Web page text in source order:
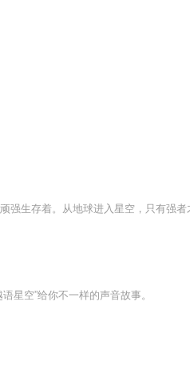
星空”给你不一样的声音故事。